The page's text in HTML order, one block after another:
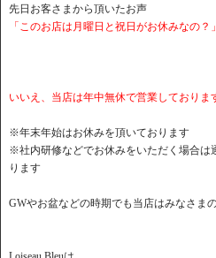
先日お客さまから頂いたお声
「このお店は月曜日と祝日がお休みなの？」
いいえ、当店は年中無休で営業しておりま
※年末年始はお休みを頂いております
※社内研修などでお休みをいただく場合は
ります
GWやお盆などの時期でも当店はみなさま